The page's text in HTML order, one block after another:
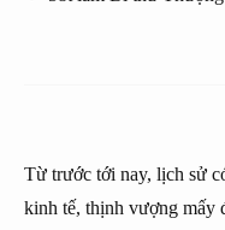
Từ trước tới nay, lịch sử
kinh tế, thịnh vượng mấy